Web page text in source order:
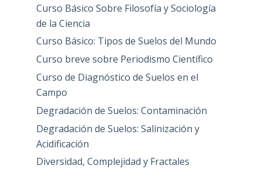
Curso Básico Sobre Filosofía y Sociología
de la Ciencia
Curso Básico: Tipos de Suelos del Mundo
Curso breve sobre Periodismo Científico
Curso de Diagnóstico de Suelos en el
Campo
Degradación de Suelos: Contaminación
Degradación de Suelos: Salinización y
Acidificación
Diversidad, Complejidad y Fractales